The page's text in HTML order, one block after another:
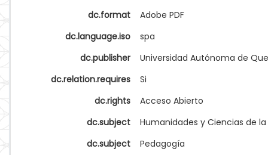
dc.format
Adobe PDF
dc.language.iso
spa
dc.publisher
Universidad Autónoma de
dc.relation.requires
Si
dc.rights
Acceso Abierto
dc.subject
Humanidades y Ciencias de
dc.subject
Pedagogía